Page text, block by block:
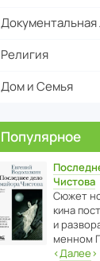
Документальная
Религия
Дом и Семья
Популярное
Чистова
Сюжет
кина
и
менном
‹Далее›